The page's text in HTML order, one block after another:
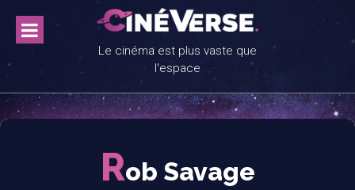
content
Le cinéma est plus vaste que
l'espace
Rob Savage